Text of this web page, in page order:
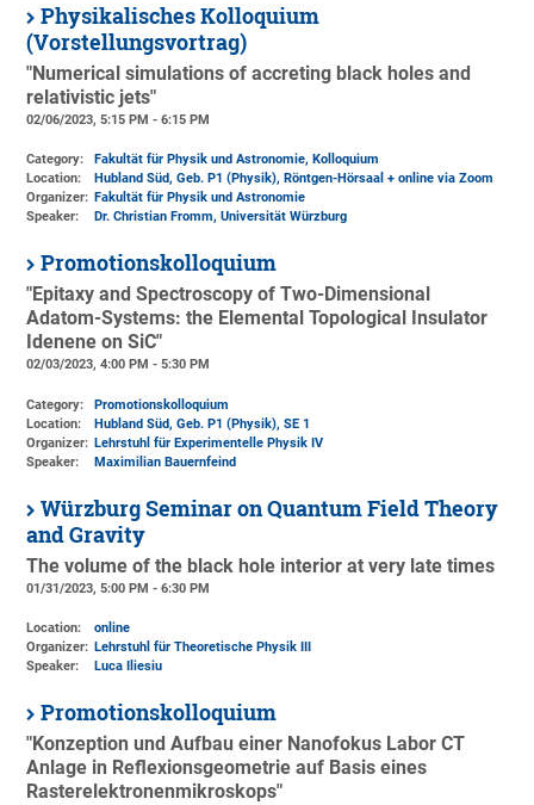
Physikalisches Kolloquium
(Vorstellungsvortrag)
"Numerical simulations of accreting black holes and
relativistic jets"
02/06/2023, 5:15 PM - 6:15 PM
Category:
Fakultät für Physik und Astronomie, Kolloquium
Location:
Hubland Süd, Geb. P1 (Physik), Röntgen-Hörsaal + online via Zoom
Organizer: Fakultät für Physik und Astronomie
Speaker:
Dr. Christian Fromm, Universität Würzburg
Promotionskolloquium
"Epitaxy and Spectroscopy of Two-Dimensional
Adatom-Systems: the Elemental Topological Insulator
Idenene on SiC"
02/03/2023, 4:00 PM - 5:30 PM
Category:
Promotionskolloquium
Location:
Hubland Süd, Geb. P1 (Physik), SE 1
Organizer: Lehrstuhl für Experimentelle Physik IV
Speaker:
Maximilian Bauernfeind
Würzburg Seminar on Quantum Field Theory
and Gravity
The volume of the black hole interior at very late times
01/31/2023, 5:00 PM - 6:30 PM
Location:
online
Organizer: Lehrstuhl für Theoretische Physik III
Speaker:
Luca Iliesiu
Promotionskolloquium
"Konzeption und Aufbau einer Nanofokus Labor CT
Anlage in Reflexionsgeometrie auf Basis eines
Rasterelektronenmikroskops"